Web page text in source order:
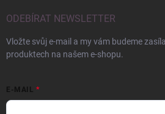
ODEBÍRAT NEWSLETTER
Vložte svůj e-mail a my vám budeme
produktech na našem e-shopu.
E-MAIL